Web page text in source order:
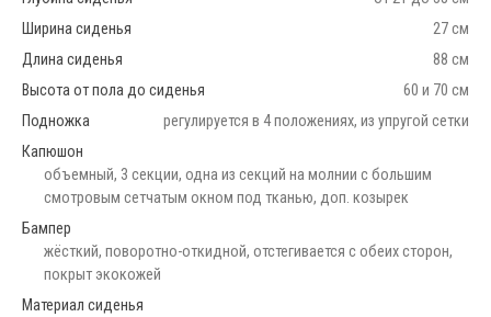
Ширина сиденья
27 см
Длина сиденья
88 см
Высота от пола до сиденья
60 и 70 см
Подножка
регулируется в 4 положениях, из упругой сетки
Капюшон
объемный, 3 секции, одна из секций на молнии с большим
смотровым сетчатым окном под тканью, доп. козырек
Бампер
жёсткий, поворотно-откидной, отстегивается с обеих сторон,
покрыт экокожей
Материал сиденья